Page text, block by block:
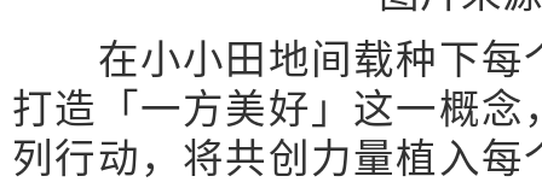
在小小田地间载种下每
打造「一方美好」这一概
列行动，将共创力量植入